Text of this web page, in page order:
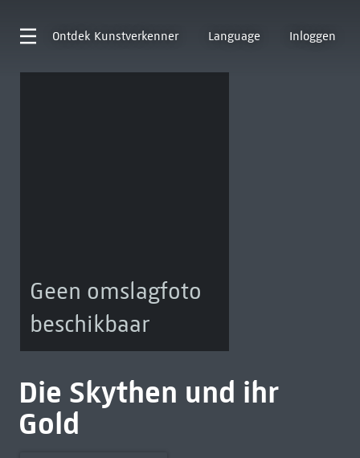
Ontdek Kunstverkenner Language Inloggen
Geen omslagfoto
beschikbaar
Die Skythen und ihr
Gold